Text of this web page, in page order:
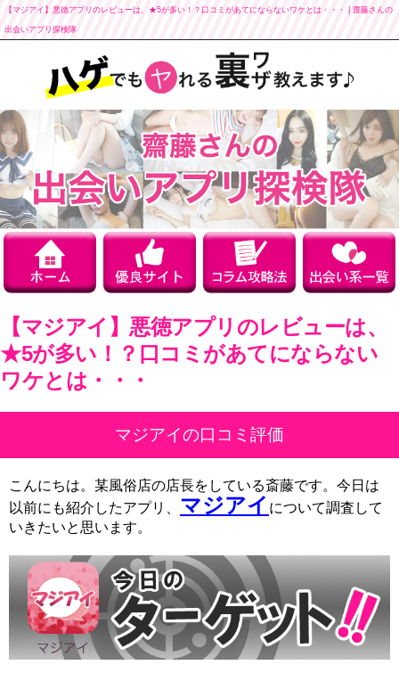
【マジアイ】悪徳アプリのレビューは、★5が多い！？口コミがあてにならないワケとは・・・ | 齋藤さんの
出会いアプリ探検隊
【マジアイ】悪徳アプリのレビューは、
★5が多い！？口コミがあてにならない
ワケとは・・・
マジアイの口コミ評価
こんにちは。某風俗店の店長をしている斎藤です。今日は
以前にも紹介したアプリ、 マジアイ について調査して
いきたいと思います。